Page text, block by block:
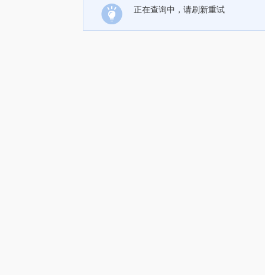
正在查询中，请刷新重试